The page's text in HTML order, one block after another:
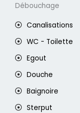
Débouchage
Canalisations
WC - Toilette
Egout
Douche
Baignoire
Sterput